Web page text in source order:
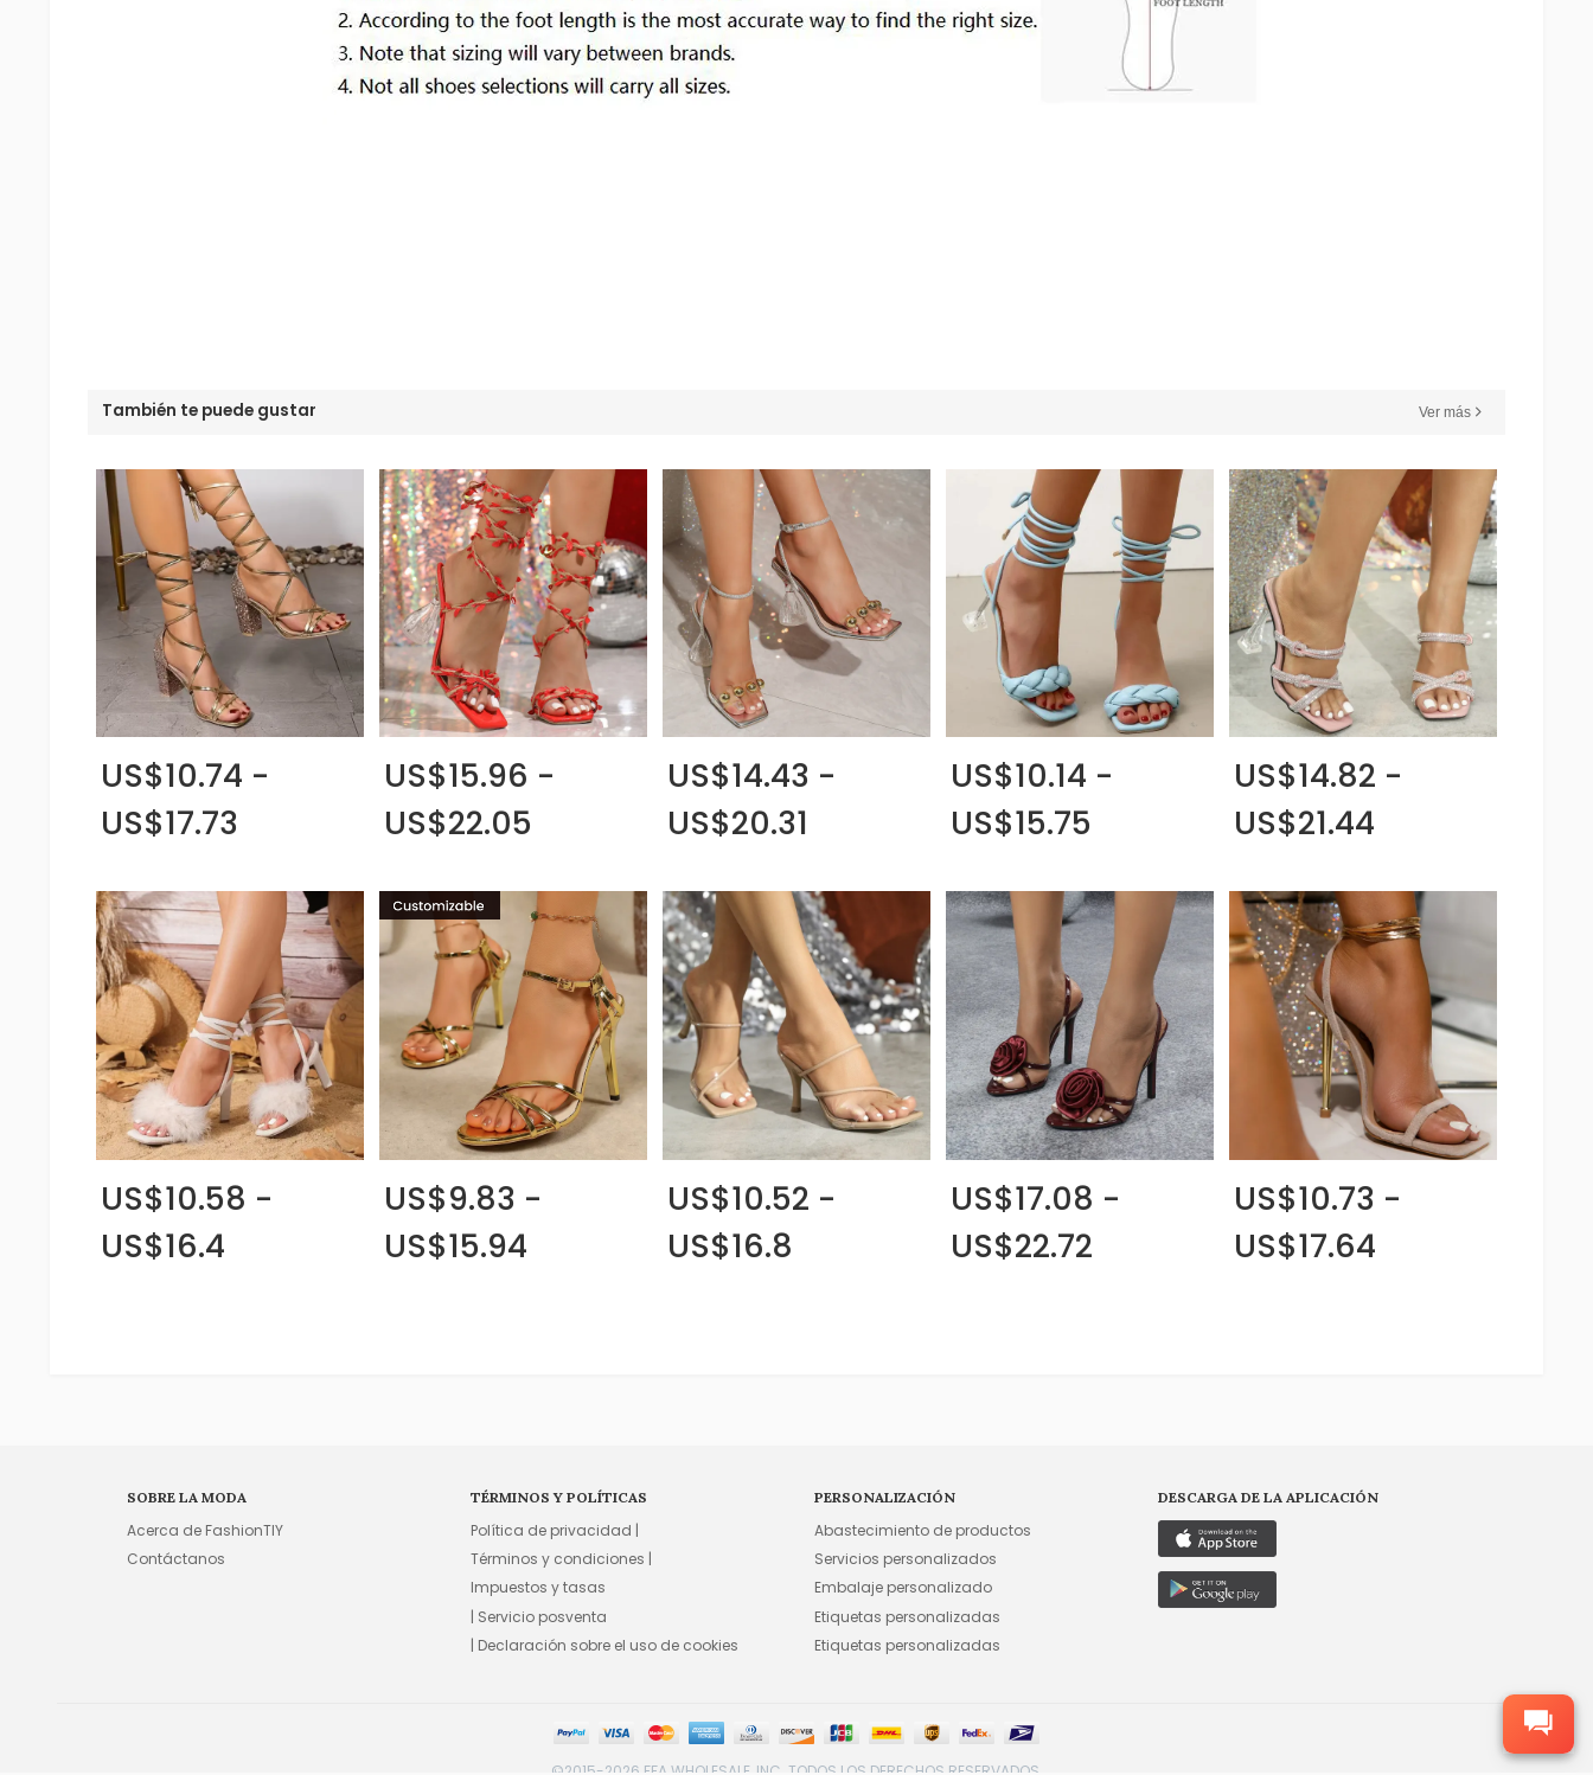
También te puede gustar Ver más
US$10.74 -
US$17.73
US$15.96 -
US$22.05
US$14.43 -
US$20.31
US$10.14 -
US$15.75
US$14.82 -
US$21.44
US$10.58 -
US$16.4
US$9.83 -
US$15.94
US$10.52 -
US$16.8
US$17.08 -
US$22.72
US$10.73 -
US$17.64
SOBRE LA MODA
Acerca de FashionTIY
Contáctanos
TÉRMINOS Y POLÍTICAS
Política de privacidad |
Términos y condiciones |
Impuestos y tasas
| Servicio posventa
| Declaración sobre el uso de cookies
PERSONALIZACIÓN
Abastecimiento de productos
Servicios personalizados
Embalaje personalizado
Etiquetas personalizadas
Etiquetas personalizadas
DESCARGA DE LA APLICACIÓN